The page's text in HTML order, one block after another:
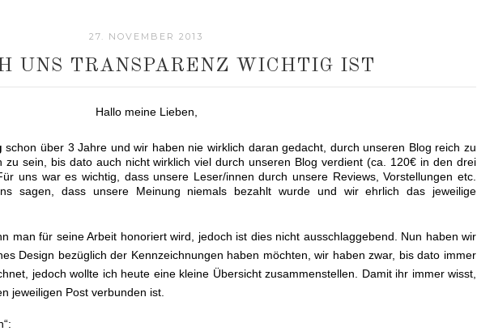
27. NOVEMBER 2013
UNS TRANSPARENZ WICHTIG IST
Hallo meine Lieben,
schon über 3 Jahre und wir haben nie wirklich daran gedacht, durch unseren Blog reich zu
sein, bis dato auch nicht wirklich viel durch unseren Blog verdient (ca. 120€ in den drei
uns war es wichtig, dass unsere Leser/innen durch unsere Reviews, Vorstellungen etc.
sagen, dass unsere Meinung niemals bezahlt wurde und wir ehrlich das jeweilige
man für seine Arbeit honoriert wird, jedoch ist dies nicht ausschlaggebend. Nun haben wir
Design bezüglich der Kennzeichnungen haben möchten, wir haben zwar, bis dato immer
jedoch wollte ich heute eine kleine Übersicht zusammenstellen. Damit ihr immer wisst,
jeweiligen Post verbunden ist.